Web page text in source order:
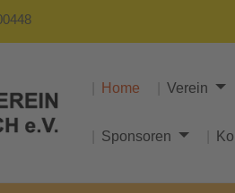
Home Verein
Sponsoren